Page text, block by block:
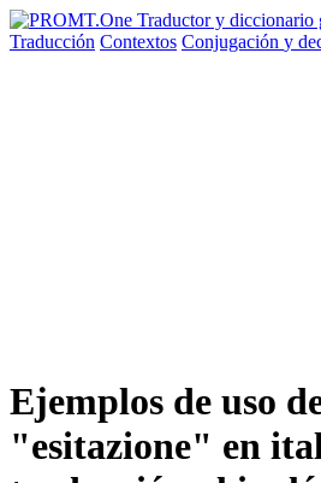
Traducción Contextos Conjugación y
Ejemplos de uso
"esitazione" en